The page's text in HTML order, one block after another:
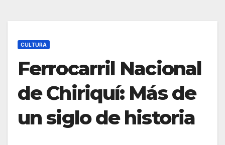
CULTURA
Ferrocarril Nacional
de Chiriquí: Más de
un siglo de historia